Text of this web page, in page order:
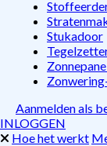
Stukadoor
Aanmelden als
INLOGGEN
Hoe het werkt